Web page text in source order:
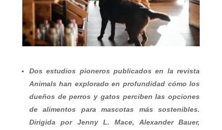
Dos estudios pioneros publicados en la revista
Animals han explorado en profundidad cómo los
dueños de perros y gatos perciben las opciones
de alimentos para mascotas más sostenibles.
Dirigida por Jenny L. Mace, Alexander Bauer,